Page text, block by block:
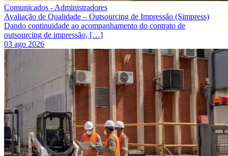
Comunicados - Administradores
Avaliação de Qualidade – Outsourcing de Impressão (Simpress)
Dando continuidade ao acompanhamento do contrato de
outsourcing de impressão, […]
03 ago 2026